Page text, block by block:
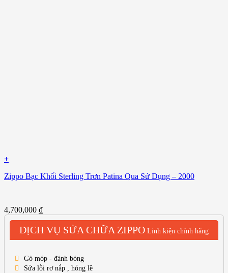
+
Zippo Bạc Khối Sterling Trơn Patina Qua Sử Dụng – 2000
4,700,000 ₫
DỊCH VỤ SỬA CHỮA ZIPPO Linh kiện chính hãng
Gò móp - đánh bóng
Sửa lỗi rơ nắp , hỏng lề